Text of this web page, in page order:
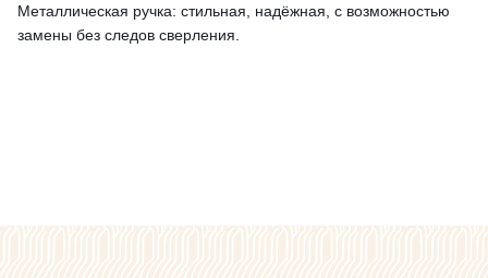
Металлическая ручка: стильная, надёжная, с возможностью
замены без следов сверления.